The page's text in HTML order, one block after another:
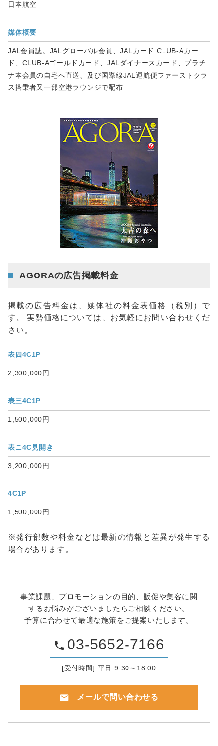
日本航空
媒体概要
JAL会員誌。JALグローバル会員、JALカード CLUB-Aカー
ド、CLUB-Aゴールドカード、JALダイナースカード、プラチ
ナ本会員の自宅へ直送、及び国際線JAL運航便ファーストクラ
ス搭乗者又一部空港ラウンジで配布
AGORAの広告掲載料金
掲載の広告料金は、媒体社の料金表価格（税別）で
す。 実勢価格については、お気軽にお問い合わせくだ
さい。
表四4C1P
2,300,000円
表三4C1P
1,500,000円
表ニ4C見開き
3,200,000円
4C1P
1,500,000円
※発行部数や料金などは最新の情報と差異が発生する
場合があります。
事業課題、プロモーションの目的、販促や集客に関
するお悩みがございましたらご相談ください。
予算に合わせて最適な施策をご提案いたします。
phone 03-5652-7166
[受付時間] 平日 9:30～18:00
mail メールで問い合わせる